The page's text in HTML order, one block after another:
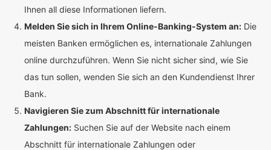
Ihnen all diese Informationen liefern.
Melden Sie sich in Ihrem Online-Banking-System an: Die
meisten Banken ermöglichen es, internationale Zahlungen
online durchzuführen. Wenn Sie nicht sicher sind, wie Sie
das tun sollen, wenden Sie sich an den Kundendienst Ihrer
Bank.
Navigieren Sie zum Abschnitt für internationale
Zahlungen: Suchen Sie auf der Website nach einem
Abschnitt für internationale Zahlungen oder